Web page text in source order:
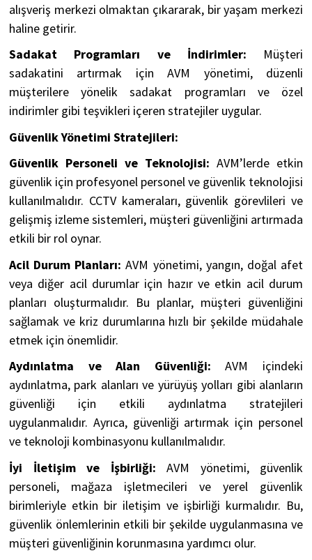
alışveriş merkezi olmaktan çıkararak, bir yaşam merkezi
haline getirir.
Sadakat Programları ve İndirimler: Müşteri
sadakatini artırmak için AVM yönetimi, düzenli
müşterilere yönelik sadakat programları ve özel
indirimler gibi teşvikleri içeren stratejiler uygular.
Güvenlik Yönetimi Stratejileri:
Güvenlik Personeli ve Teknolojisi: AVM’lerde etkin
güvenlik için profesyonel personel ve güvenlik teknolojisi
kullanılmalıdır. CCTV kameraları, güvenlik görevlileri ve
gelişmiş izleme sistemleri, müşteri güvenliğini artırmada
etkili bir rol oynar.
Acil Durum Planları: AVM yönetimi, yangın, doğal afet
veya diğer acil durumlar için hazır ve etkin acil durum
planları oluşturmalıdır. Bu planlar, müşteri güvenliğini
sağlamak ve kriz durumlarına hızlı bir şekilde müdahale
etmek için önemlidir.
Aydınlatma ve Alan Güvenliği: AVM içindeki
aydınlatma, park alanları ve yürüyüş yolları gibi alanların
güvenliği için etkili aydınlatma stratejileri
uygulanmalıdır. Ayrıca, güvenliği artırmak için personel
ve teknoloji kombinasyonu kullanılmalıdır.
İyi İletişim ve İşbirliği: AVM yönetimi, güvenlik
personeli, mağaza işletmecileri ve yerel güvenlik
birimleriyle etkin bir iletişim ve işbirliği kurmalıdır. Bu,
güvenlik önlemlerinin etkili bir şekilde uygulanmasına ve
müşteri güvenliğinin korunmasına yardımcı olur.